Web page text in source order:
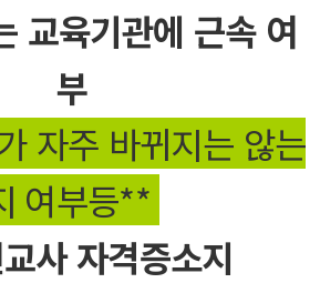
교육기관에 근속 여
부​
자주 바뀌지는 않는
여부등**​
사 자격증소지